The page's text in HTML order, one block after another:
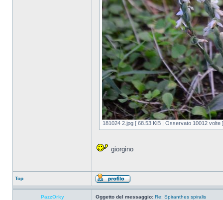
181024 2.jpg [ 68.53 KiB | Osservato 10012 volte ]
giorgino
Top
PazzOrky Oggetto del messaggio: Re: Spiranthes spiralis